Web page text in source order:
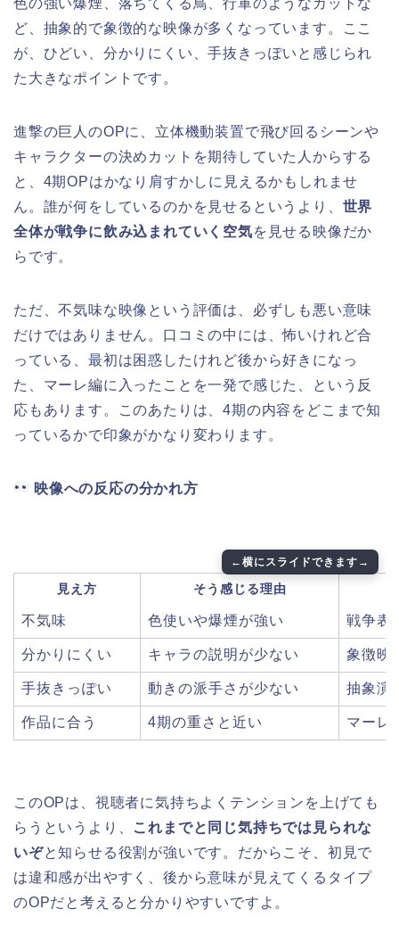
ど、抽象的で象徴的な映像が多くなっています。ここ
が、ひどい、分かりにくい、手抜きっぽいと感じられ
た大きなポイントです。
進撃の巨人のOPに、立体機動装置で飛び回るシーンや
キャラクターの決めカットを期待していた人からする
と、4期OPはかなり肩すかしに見えるかもしれませ
ん。誰が何をしているのかを見せるというより、 世界
全体が戦争に飲み込まれていく空気を見せる映像だか
らです。
ただ、不気味な映像という評価は、必ずしも悪い意味
だけではありません。口コミの中には、怖いけれど合
っている、最初は困惑したけれど後から好きになっ
た、マーレ編に入ったことを一発で感じた、という反
応もあります。このあたりは、4期の内容をどこまで知
っているかで印象がかなり変わります。
映像への反応の分かれ方
見え方 そう感じる理由
不気味 色使いや爆煙が強い 戦争表
分かりにくい キャラの説明が少ない 象徴映
手抜きっぽい 動きの派手さが少ない 抽象演
作品に合う 4期の重さと近い マーレ
このOPは、視聴者に気持ちよくテンションを上げても
らうというより、 これまでと同じ気持ちでは見られな
いぞと知らせる役割が強いです。だからこそ、初見で
は違和感が出やすく、後から意味が見えてくるタイプ
のOPだと考えると分かりやすいですよ。